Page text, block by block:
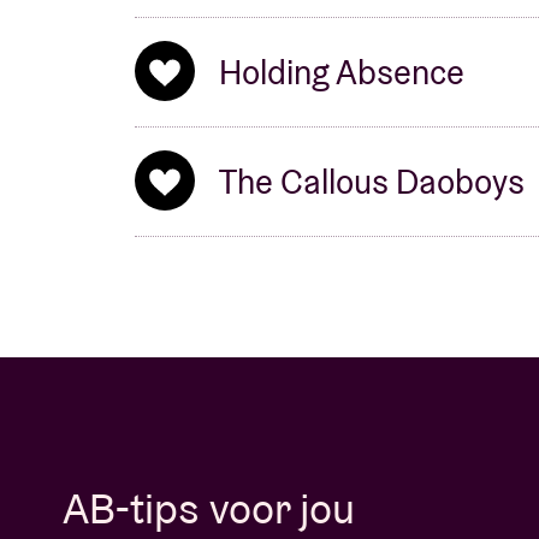
ontdekken en laat je meeslepen door hun
Holding Absence
The Callous Daoboys
AB-tips voor jou